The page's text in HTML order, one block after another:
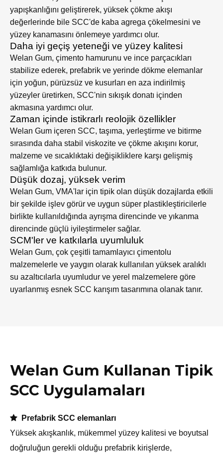
yapışkanlığını geliştirerek, yüksek çökme akışı
değerlerinde bile SCC'de kaba agrega çökelmesini ve
yüzey kanamasını önlemeye yardımcı olur.
Daha iyi geçiş yeteneği ve yüzey kalitesi
Welan Gum, çimento hamurunu ve ince parçacıkları
stabilize ederek, prefabrik ve yerinde dökme elemanlar
için yoğun, pürüzsüz ve kusurları en aza indirilmiş
yüzeyler üretirken, SCC'nin sıkışık donatı içinden
akmasına yardımcı olur.
Zaman içinde istikrarlı reolojik özellikler
Welan Gum içeren SCC, taşıma, yerleştirme ve bitirme
sırasında daha stabil viskozite ve çökme akışını korur,
malzeme ve sıcaklıktaki değişikliklere karşı gelişmiş
sağlamlığa katkıda bulunur.
Düşük dozaj, yüksek verim
Welan Gum, VMA'lar için tipik olan düşük dozajlarda etkili
bir şekilde işlev görür ve uygun süper plastikleştiricilerle
birlikte kullanıldığında ayrışma direncinde ve yıkanma
direncinde güçlü iyileştirmeler sağlar.
SCM'ler ve katkılarla uyumluluk
Welan Gum, çok çeşitli tamamlayıcı çimentolu
malzemelerle ve yaygın olarak kullanılan yüksek aralıklı
su azaltıcılarla uyumludur ve yerel malzemelere göre
uyarlanmış esnek SCC karışım tasarımına olanak tanır.
Welan Gum Kullanan Tipik
SCC Uygulamaları

Prefabrik SCC elemanları
Yüksek akışkanlık, mükemmel yüzey kalitesi ve boyutsal
doğruluğun gerekli olduğu prefabrik kirişlerde,